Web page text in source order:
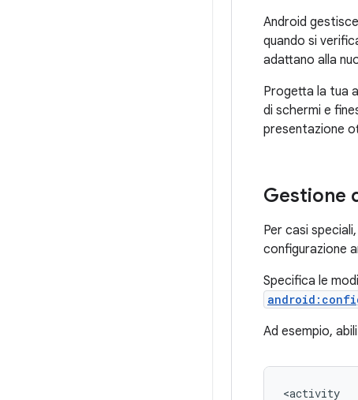
Android
quando si
adattano alla
Progetta la tua
di schermi e
presentazione
Gestione
Per casi
configurazione
Specifica le
Ad esempio,